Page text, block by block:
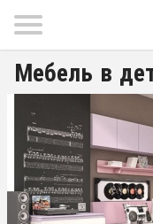
Мебель в